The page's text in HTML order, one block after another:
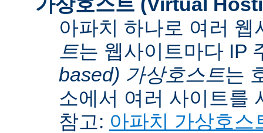
아파치 하나로 여러
트는 웹사이트마다 IP
based) 가상호스트는
소에서 여러 사이트를
참고: 아파치 가상호스